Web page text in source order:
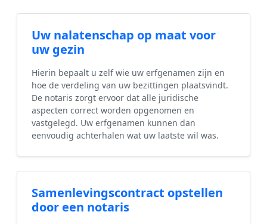
Uw nalatenschap op maat voor
uw gezin
Hierin bepaalt u zelf wie uw erfgenamen zijn en
hoe de verdeling van uw bezittingen plaatsvindt.
De notaris zorgt ervoor dat alle juridische
aspecten correct worden opgenomen en
vastgelegd. Uw erfgenamen kunnen dan
eenvoudig achterhalen wat uw laatste wil was.
Samenlevingscontract opstellen
door een notaris